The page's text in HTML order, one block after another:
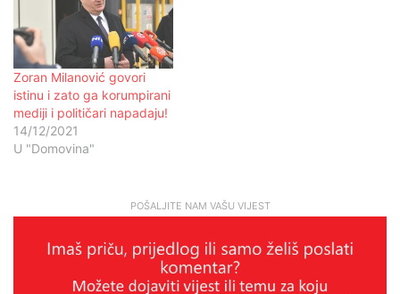
Zoran Milanović govori
istinu i zato ga korumpirani
mediji i političari napadaju!
14/12/2021
U "Domovina"
POŠALJITE NAM VAŠU VIJEST